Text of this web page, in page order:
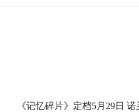
《记忆碎片》定档5月29日 诺